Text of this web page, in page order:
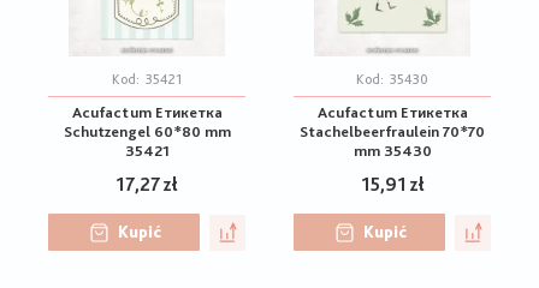
Kod: 35421
Acufactum Етикетка
Schutzengel 60*80 mm
35421
17,27 zł
Kupić
Kod: 35430
Acufactum Етикетка
Stachelbeerfraulein 70*70
mm 35430
15,91 zł
Kupić